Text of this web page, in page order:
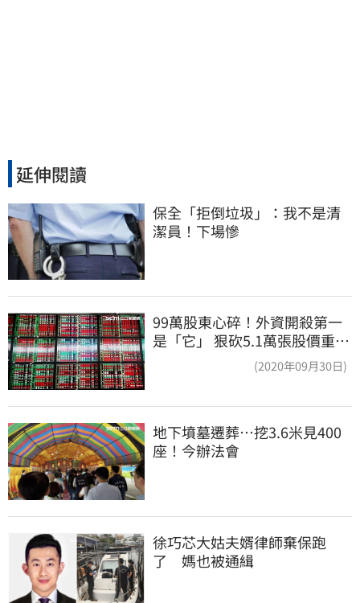
延伸閱讀
保全「拒倒垃圾」：我不是清
潔員！下場慘
99萬股東心碎！外資開殺第一
是「它」 狠砍5.1萬張股價重挫
(2020年09月30日)
地下墳墓遷葬…挖3.6米見400
座！今辦法會
徐巧芯大姑夫婿律師棄保跑
了　媽也被通緝